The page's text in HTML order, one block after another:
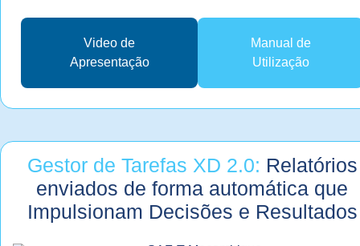
Video de
Apresentação
Manual de
Utilização
Gestor de Tarefas XD 2.0: Relatórios
enviados de forma automática que
Impulsionam Decisões e Resultados